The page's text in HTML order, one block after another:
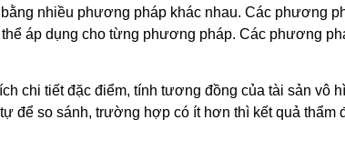
nhiều phương pháp khác nhau. Các phương
áp dụng cho từng phương pháp. Các phương
chi tiết đặc điểm, tính tương đồng của tài sản vô
để so sánh, trường hợp có ít hơn thì kết quả thẩm